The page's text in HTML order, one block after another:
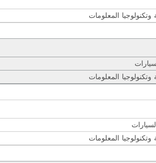
وتكنولوجيا المعلومات
وتكنولوجيا المعلومات
وتكنولوجيا المعلومات